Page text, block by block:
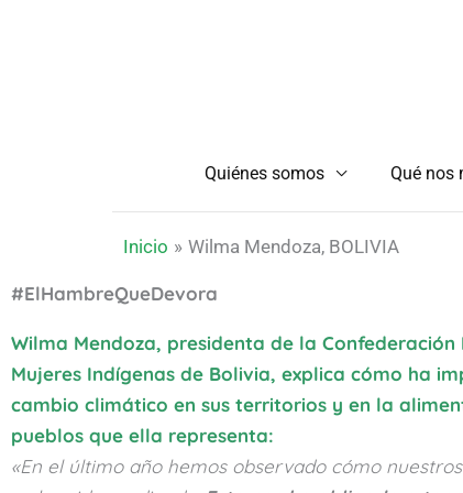
Quiénes somos Qué nos
Inicio Wilma Mendoza, BOLIVIA
#ElHambreQueDevora
Wilma Mendoza, presidenta de la Confederación
Mujeres Indígenas de Bolivia, explica cómo ha
cambio climático en sus territorios y en la
pueblos que ella representa:
«En el último año hemos observado cómo